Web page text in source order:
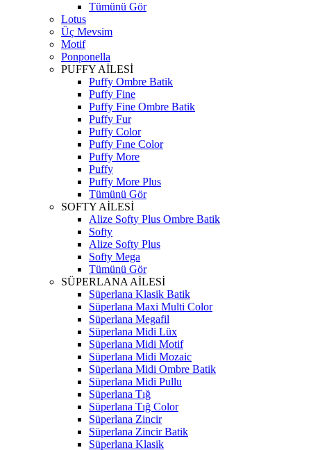
Tümünü Gör
Lotus
Üç Mevsim
Motif
Ponponella
PUFFY AİLESİ
Puffy Ombre Batik
Puffy Fine
Puffy Fine Ombre Batik
Puffy Fur
Puffy Color
Puffy Fıne Color
Puffy More
Puffy
Puffy More Plus
Tümünü Gör
SOFTY AİLESİ
Alize Softy Plus Ombre Batik
Softy
Alize Softy Plus
Softy Mega
Tümünü Gör
SÜPERLANA AİLESİ
Süperlana Klasik Batik
Süperlana Maxi Multi Color
Süperlana Megafil
Süperlana Midi Lüx
Süperlana Midi Motif
Süperlana Midi Mozaic
Süperlana Midi Ombre Batik
Süperlana Midi Pullu
Süperlana Tığ
Süperlana Tığ Color
Süperlana Zincir
Süperlana Zincir Batik
Süperlana Klasik